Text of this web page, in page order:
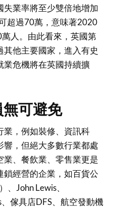
業率將至少雙倍地增加
超過70萬，意味著2020
人。由此看來，英國第
他主要國家，進入有史
業危機將在英國持續擴
可避免
業，例如裝修、資訊科
，但絕大多數行業都處
、餐飲業、零售業更是
經營的企業，如百貨公
、John Lewis、
傢具店DFS、航空發動機